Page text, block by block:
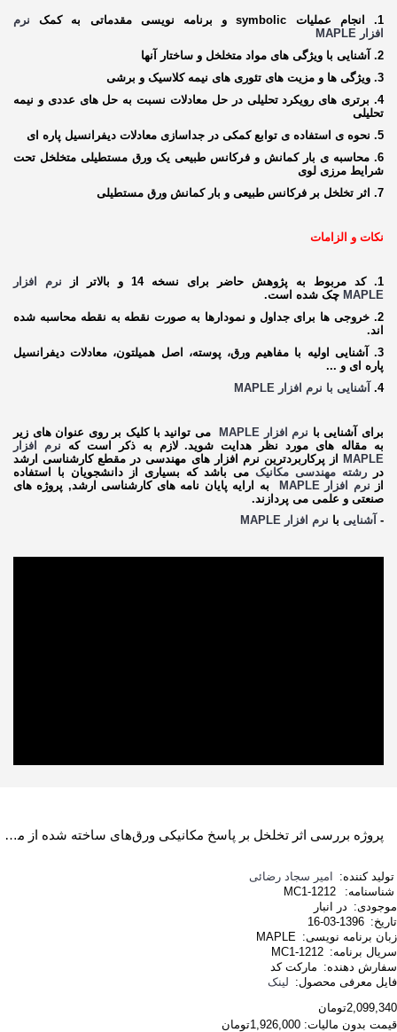
1. انجام عملیات symbolic و برنامه نویسی مقدماتی به کمک
نرم
افزار MAPLE
2. آشنایی با ویژگی های مواد متخلخل و ساختار آنها
3. ویژگی ها و مزیت های تئوری های نیمه کلاسیک و برشی
4. برتری های رویکرد تحلیلی در حل معادلات نسبت به حل های عددی و نیمه
تحلیلی
5. نحوه ی استفاده ی توابع کمکی در جداسازی معادلات دیفرانسیل پاره ای
6. محاسبه ی بار کمانش و فرکانس طبیعی یک ورق مستطیلی متخلخل تحت
شرایط مرزی لوی
7. اثر تخلخل بر فرکانس طبیعی و بار کمانش ورق مستطیلی
نکات و الزامات
1. کد مربوط به پژوهش حاضر برای نسخه 14 و بالاتر از
نرم افزار
MAPLE چک شده است.
2. خروجی ها برای جداول و نمودارها به صورت نقطه به نقطه محاسبه شده
اند.
3. آشنایی اولیه با مفاهیم ورق، پوسته، اصل همیلتون، معادلات دیفرانسیل
پاره ای و ...
4.
آشنایی با نرم افزار MAPLE
برای آشنایی با نرم‌ افزار MAPLE
می توانید با کلیک بر روی عنوان های زیر
به مقاله های مورد نظر هدایت شوید. لازم به ذکر است که نرم‌ افزار
MAPLE
از پرکاربردترین نرم افزار های مهندسی در مقطع کارشناسی ارشد
در رشته مهندسی مکانیک می باشد که بسیاری از دانشجویان با استفاده
از نرم‌ افزارMAPLE
به ارایه پایان نامه های کارشناسی ارشد, پروژه های
صنعتی و علمی می پردازند.
- آشنایی با نرم‌ افزار MAPLE
پروژه بررسی اثر تخلخل بر پاسخ مکانیکی ورق‌های ساخته شده از مواد متخلخل با استفاده از نرم افزار MAPLE
تولید کننده:
امیر سجاد رضائی
شناسنامه:
MC1-1212
موجودی: در انبار
تاریخ: 1396-03-16
زبان برنامه نویسی: MAPLE
سریال برنامه: MC1-1212
سفارش دهنده: مارکت کد
فایل معرفی محصول: لینک
2,099,340تومان
قیمت بدون مالیات: 1,926,000تومان